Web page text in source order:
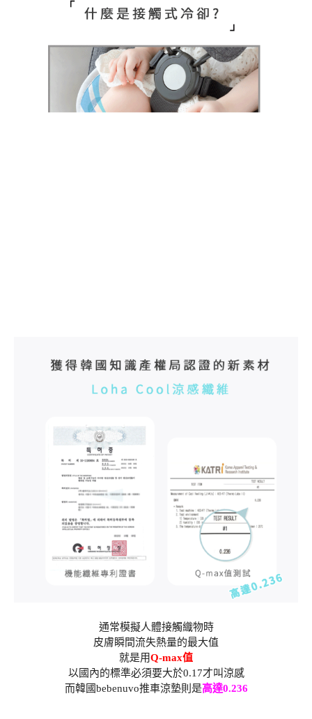
通常模擬人體接觸織物時
皮膚瞬間流失熱量的最大值
就是用Q-max值
以國內的標準必須要大於0.17才叫涼感
而韓國bebenuvo推車涼墊則是高達0.236